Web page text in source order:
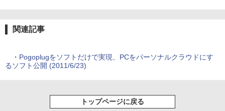
関連記事
・ Pogoplugをソフトだけで実現、PCをパーソナルクラウドにす
るソフト公開 (2011/6/23)
トップページに戻る